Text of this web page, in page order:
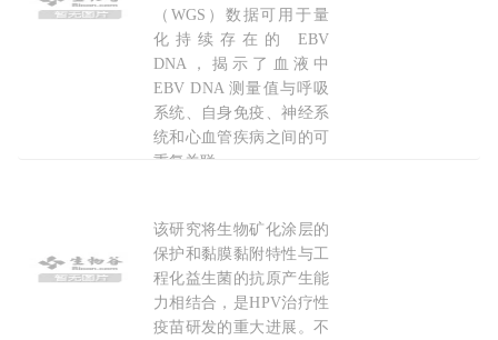
（WGS）数据可用于量
化持续存在的 EBV
DNA，揭示了血液中
EBV DNA 测量值与呼吸
系统、自身免疫、神经系
统和心血管疾病之间的可
重复关联。
2026-02-05
Adv Mater：南京大学胡勇等团队研究设计生物
该研究将生物矿化涂层的
保护和黏膜黏附特性与工
程化益生菌的抗原产生能
力相结合，是HPV治疗性
疫苗研发的重大进展。不